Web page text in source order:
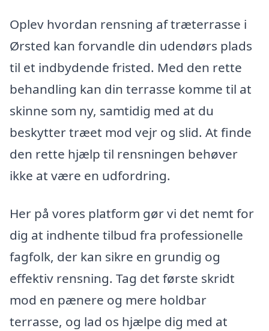
Oplev hvordan rensning af træterrasse i
Ørsted kan forvandle din udendørs plads
til et indbydende fristed. Med den rette
behandling kan din terrasse komme til at
skinne som ny, samtidig med at du
beskytter træet mod vejr og slid. At finde
den rette hjælp til rensningen behøver
ikke at være en udfordring.
Her på vores platform gør vi det nemt for
dig at indhente tilbud fra professionelle
fagfolk, der kan sikre en grundig og
effektiv rensning. Tag det første skridt
mod en pænere og mere holdbar
terrasse, og lad os hjælpe dig med at